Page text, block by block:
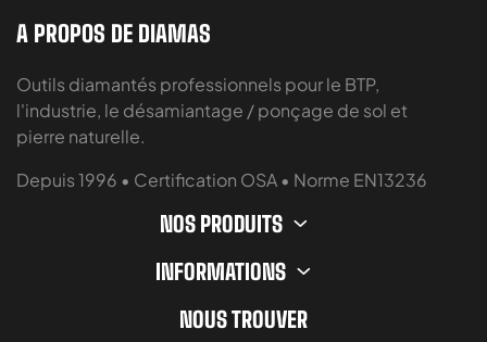
A PROPOS DE DIAMAS
Outils diamantés professionnels pour le BTP,
l'industrie, le désamiantage / ponçage de sol et
pierre naturelle.
Depuis 1996 • Certification OSA • Norme EN13236
NOS PRODUITS
INFORMATIONS
NOUS TROUVER